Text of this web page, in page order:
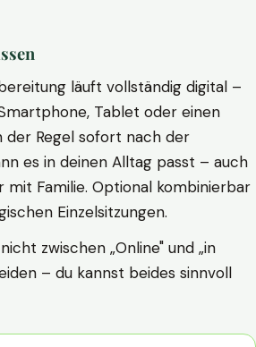
läuft vollständig digital –
Tablet oder einen
der Regel sofort nach der
es in deinen Alltag passt – auch
Familie. Optional kombinierbar
Einzelsitzungen.
zwischen „Online" und „in
– du kannst beides sinnvoll